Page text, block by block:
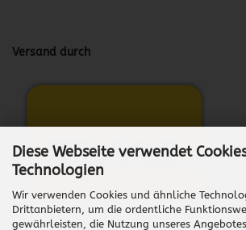
Diese Webseite verwendet
Technologien
Wir verwenden Cookies und ähnliche
Drittanbietern, um die ordentliche
gewährleisten, die Nutzung unseres
Versand durch